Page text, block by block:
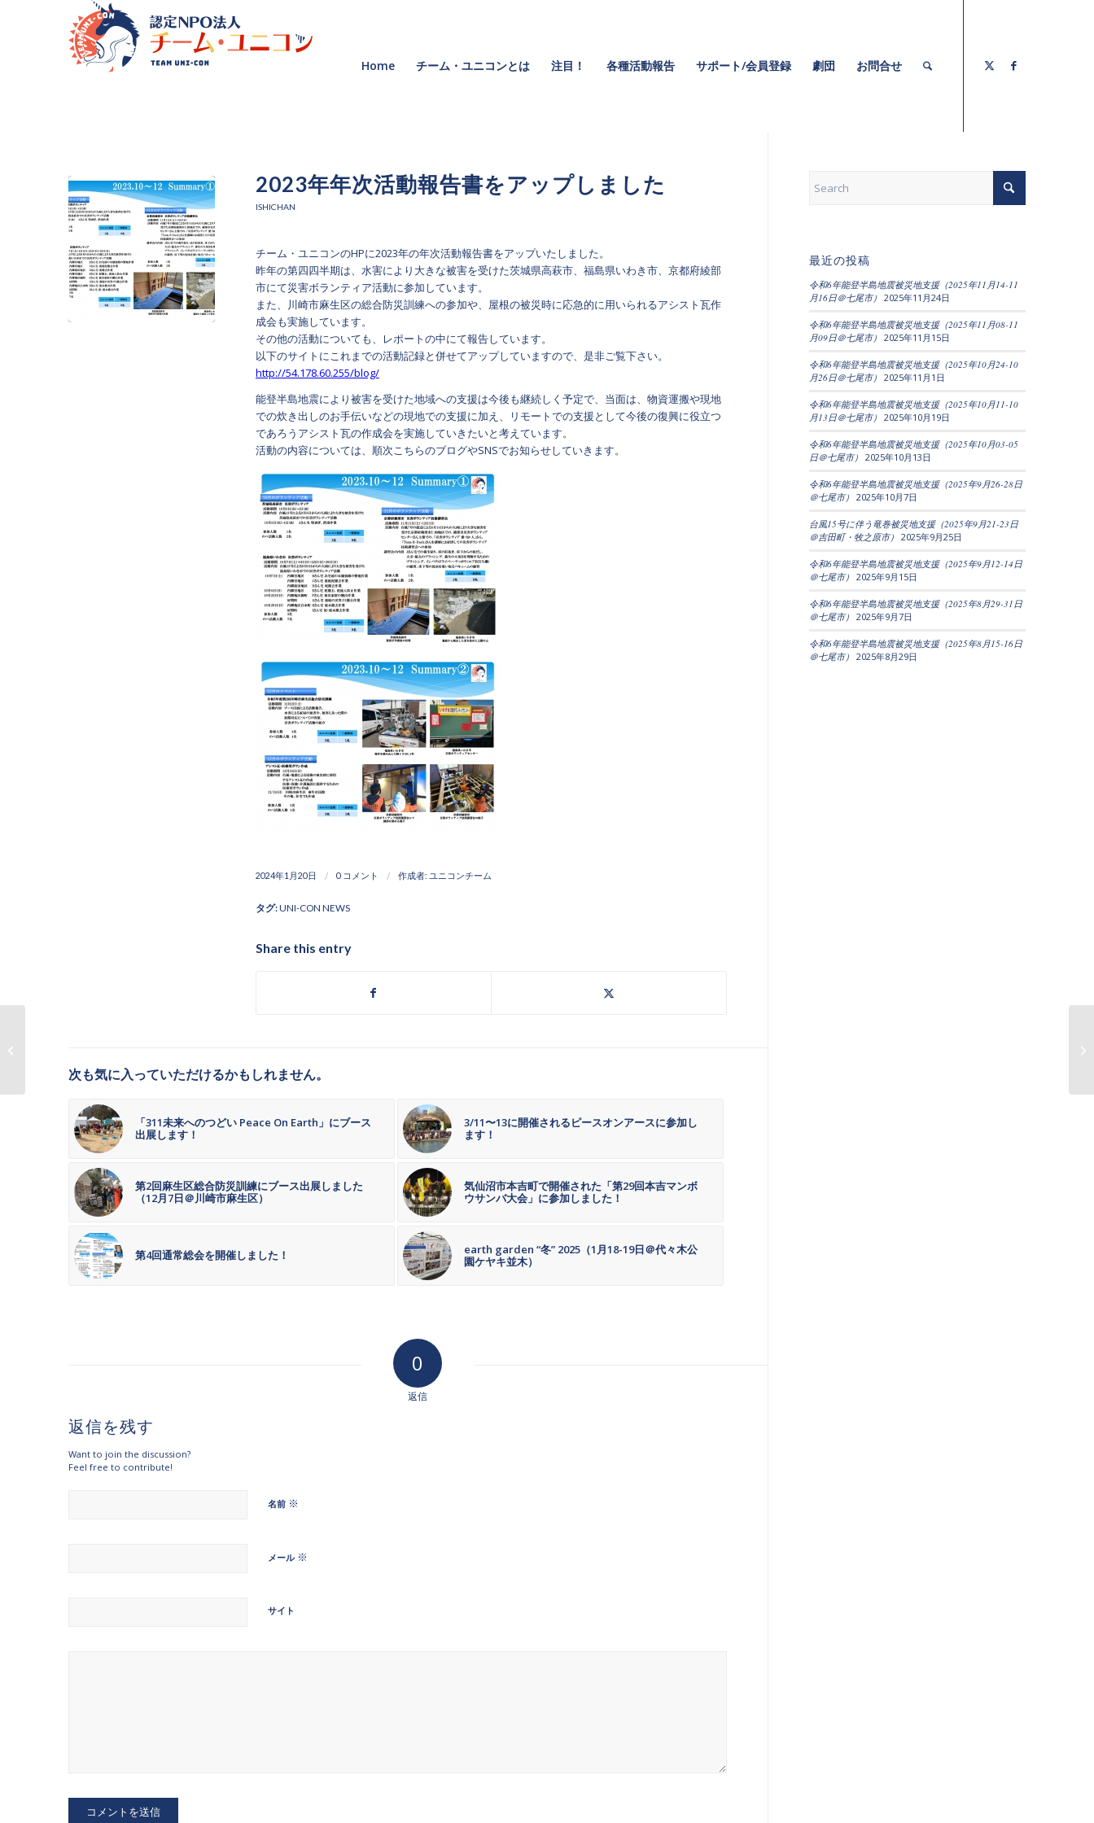
Home チーム・ユニコンとは 注目！ 各種活動報告 サポート/会員登録 劇団 お問合せ
2023年年次活動報告書をアップしました
ISHICHAN
チーム・ユニコンのHPに2023年の年次活動報告書をアップいたしました。
昨年の第四四半期は、水害により大きな被害を受けた茨城県高萩市、福島県いわき市、京都府綾部
市にて災害ボランティア活動に参加しています。
また、川崎市麻生区の総合防災訓練への参加や、屋根の被災時に応急的に用いられるアシスト瓦作
成会も実施しています。
その他の活動についても、レポートの中にて報告しています。
以下のサイトにこれまでの活動記録と併せてアップしていますので、是非ご覧下さい。
http://54.178.60.255/blog/
能登半島地震により被害を受けた地域への支援は今後も継続しく予定で、当面は、物資運搬や現地
での炊き出しのお手伝いなどの現地での支援に加え、リモートでの支援として今後の復興に役立つ
であろうアシスト瓦の作成会を実施していきたいと考えています。
活動の内容については、順次こちらのブログやSNSでお知らせしていきます。
2024年1月20日 / 0 コメント / 作成者: ユニコンチーム
タグ:UNI-CON NEWS
Share this entry
次も気に入っていただけるかもしれません。
「311未来へのつどい Peace On Earth」にブース
出展します！
3/11〜13に開催されるピースオンアースに参加し
ます！
第2回麻生区総合防災訓練にブース出展しました
（12月7日＠川崎市麻生区）
気仙沼市本吉町で開催された「第29回本吉マンボ
ウサンバ大会」に参加しました！
第4回通常総会を開催しました！
earth garden “冬” 2025（1月18-19日＠代々木公
園ケヤキ並木）
0
返信
返信を残す
Want to join the discussion?
Feel free to contribute!
名前 ※
メール ※
サイト
最近の投稿
令和6年能登半島地震被災地支援（2025年11月14-11
月16日＠七尾市） 2025年11月24日
令和6年能登半島地震被災地支援（2025年11月08-11
月09日＠七尾市） 2025年11月15日
令和6年能登半島地震被災地支援（2025年10月24-10
月26日＠七尾市） 2025年11月1日
令和6年能登半島地震被災地支援（2025年10月11-10
月13日＠七尾市） 2025年10月19日
令和6年能登半島地震被災地支援（2025年10月03-05
日＠七尾市） 2025年10月13日
令和6年能登半島地震被災地支援（2025年9月26-28日
＠七尾市） 2025年10月7日
台風15号に伴う竜巻被災地支援（2025年9月21-23日
＠吉田町・牧之原市） 2025年9月25日
令和6年能登半島地震被災地支援（2025年9月12-14日
＠七尾市） 2025年9月15日
令和6年能登半島地震被災地支援（2025年8月29-31日
＠七尾市） 2025年9月7日
令和6年能登半島地震被災地支援（2025年8月15-16日
＠七尾市） 2025年8月29日